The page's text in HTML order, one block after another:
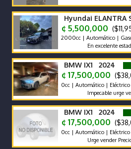
Hyundai ELANTRA
¢ 5,500,000
2000cc | Automático |
En excelente estado
BMW IX1 2024
¢ 17,500,000
0cc | Automático | Eléctrico
Impecable urge vender
BMW IX1 2024
¢ 17,500,000
0cc | Automático | Eléctrico
Urge vender Precio